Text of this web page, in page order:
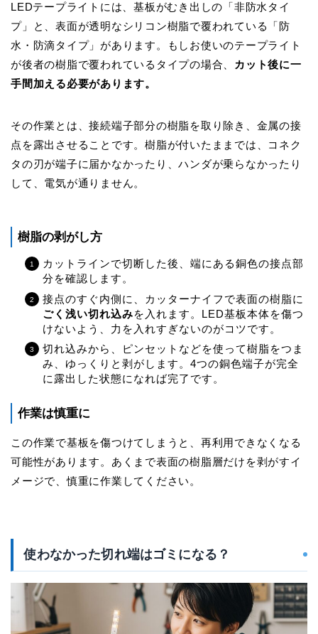
LEDテープライトには、基板がむき出しの「非防水タイ
プ」と、表面が透明なシリコン樹脂で覆われている「防
水・防滴タイプ」があります。もしお使いのテープライト
が後者の樹脂で覆われているタイプの場合、
カット後に一
手間加える必要があります。
その作業とは、接続端子部分の樹脂を取り除き、金属の接
点を露出させることです。樹脂が付いたままでは、コネク
タの刃が端子に届かなかったり、ハンダが乗らなかったり
して、電気が通りません。
樹脂の剥がし方
カットラインで切断した後、端にある銅色の接点部
分を確認します。
接点のすぐ内側に、カッターナイフで表面の樹脂に
ごく浅い切れ込みを入れます。LED基板本体を傷つ
けないよう、力を入れすぎないのがコツです。
切れ込みから、ピンセットなどを使って樹脂をつま
み、ゆっくりと剥がします。4つの銅色端子が完全
に露出した状態になれば完了です。
作業は慎重に
この作業で基板を傷つけてしまうと、再利用できなくなる
可能性があります。あくまで表面の樹脂層だけを剥がすイ
メージで、慎重に作業してください。
使わなかった切れ端はゴミになる？